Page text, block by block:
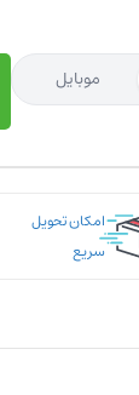
موبایل
امکان تحویل
سریع